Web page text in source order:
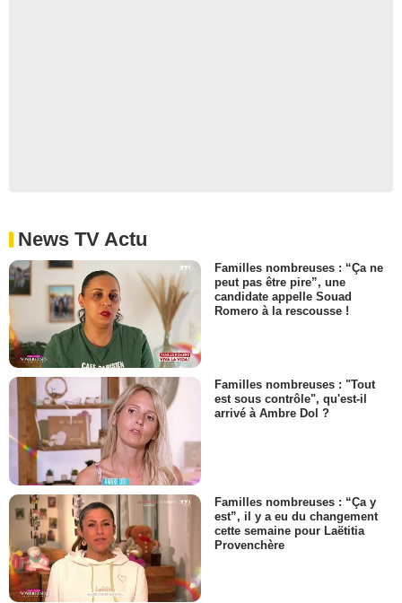
News TV Actu
Familles nombreuses : “Ça ne
peut pas être pire”, une
candidate appelle Souad
Romero à la rescousse !
Familles nombreuses : "Tout
est sous contrôle", qu'est-il
arrivé à Ambre Dol ?
Familles nombreuses : “Ça y
est”, il y a eu du changement
cette semaine pour Laëtitia
Provenchère